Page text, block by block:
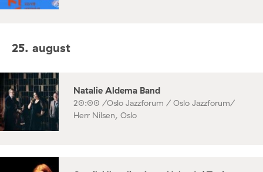
25. august
Natalie Aldema Band
20:00 /Oslo Jazzforum / Oslo Jazzforum/
Herr Nilsen, Oslo